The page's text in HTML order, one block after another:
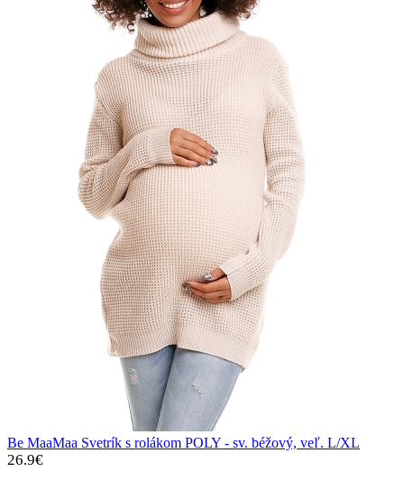
Be MaaMaa Svetrík s rolákom POLY - sv. béžový, veľ. L/XL
26.9€